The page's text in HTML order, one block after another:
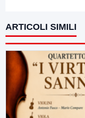
ARTICOLI SIMILI